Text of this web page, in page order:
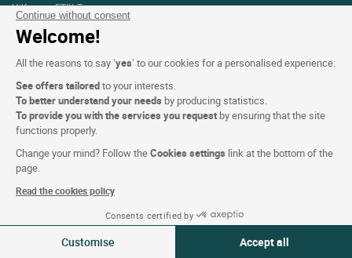
Continue without consent
Welcome!
All the reasons to say ‘yes’ to our cookies for a personalised experience:
See offers tailoredto your interests.
To better understand your needs by producing statistics.
To provide you with the services you request by ensuring that the site
functions properly.
Change your mind? Follow theCookies settings link at the bottom of the
page.
Read the cookies policy
Consents certified by
Customise Accept all
06-07 Aug 2026
2 Reisende | 1 Zimmer
Hilfe zum ETIK Treueprogramm
Kontaktieren Sie uns
über
Wer sind wir?
Extranet hotel
Werden Sie der Gruppe
Logis Karriere